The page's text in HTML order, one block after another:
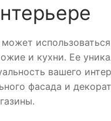
и кухни. Ее
вашего
фасада и